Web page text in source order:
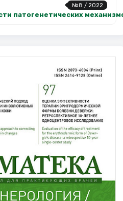
№8 / 2022
патогенетических